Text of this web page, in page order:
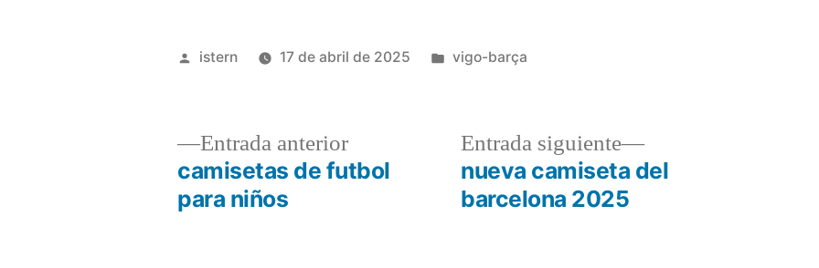
Publicado
istern 17 de abril de 2025
Publicado
vigo-barça
Navegación
Entrada anteriorEntrada
anterior:
camisetas de futbol
para niños
Entrada siguiente
Entrada
siguiente:
nueva camiseta del
barcelona 2025